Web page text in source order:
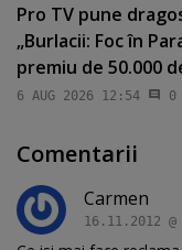
Pro TV pune
„Burlacii: Foc în
premiu de 50.000
6 AUG 2026 12:54 0
Comentarii
Carmen
16.11.2012